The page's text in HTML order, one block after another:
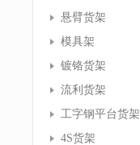
悬臂货架
模具架
镀铬货架
流利货架
工字钢平台货架
4S货架